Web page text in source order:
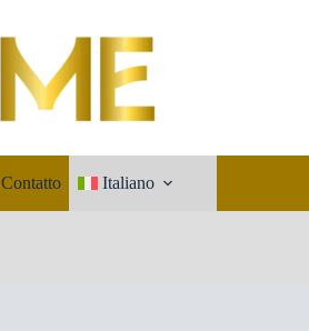
Contatto Italiano